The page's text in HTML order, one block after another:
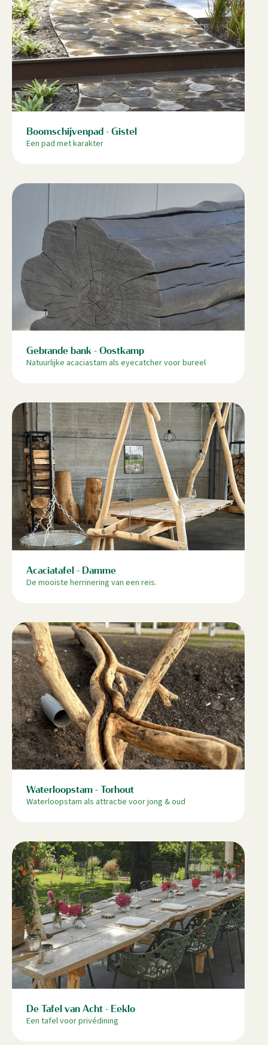
Boomschijvenpad - Gistel
Een pad met karakter
Gebrande bank - Oostkamp
Natuurlijke acaciastam als eyecatcher voor bureel
Acaciatafel - Damme
De mooiste herrinering van een reis.
Waterloopstam - Torhout
Waterloopstam als attractie voor jong & oud
De Tafel van Acht - Eeklo
Een tafel voor privédining